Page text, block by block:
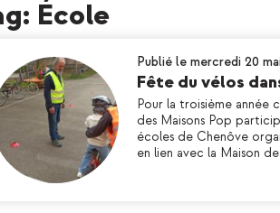
École
Publié le mercredi 20
Fête du vélos
Pour la troisième année
des Maisons Pop
écoles de Chenôve
en lien avec la Maison